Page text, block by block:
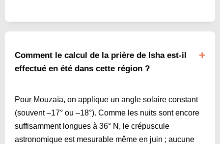
Comment le calcul de la prière de Isha est-il
effectué en été dans cette région ?
Pour Mouzaïa, on applique un angle solaire constant
(souvent –17° ou –18°). Comme les nuits sont encore
suffisamment longues à 36° N, le crépuscule
astronomique est mesurable même en juin ; aucune